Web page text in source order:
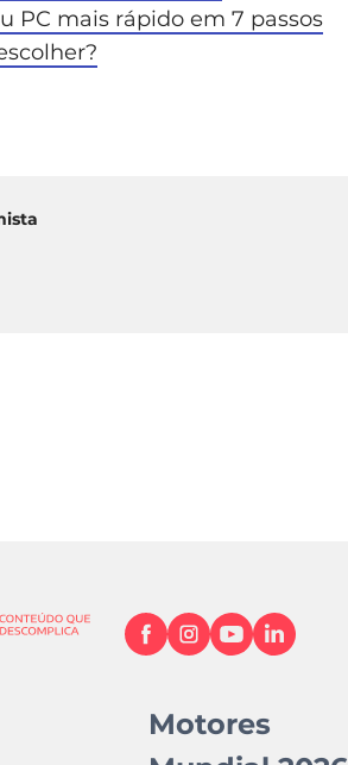
PC mais rápido em 7 passos
Motores